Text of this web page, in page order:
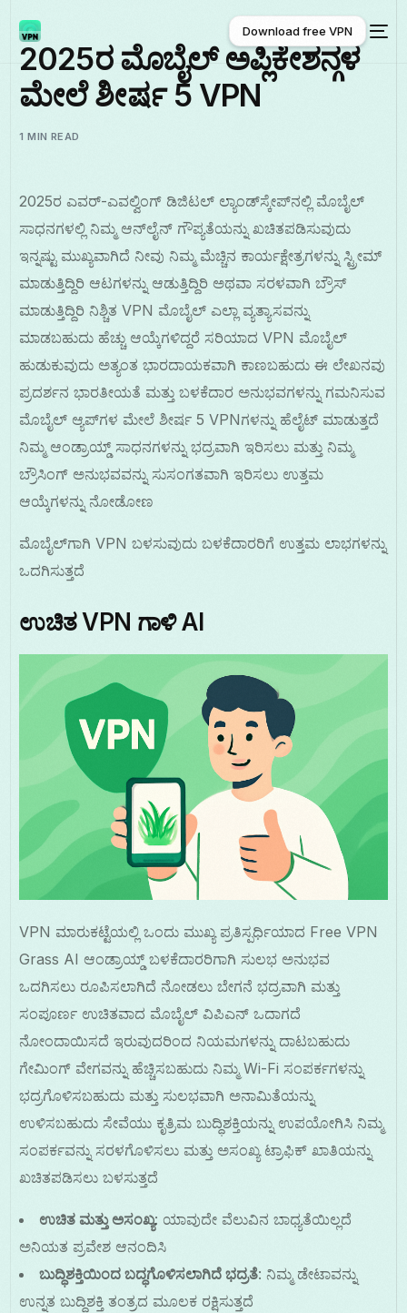
ಕನ್ನಡ
Download free VPN
Download free VPN
2025ರ ಮೊಬೈಲ್ ಅಪ್ಲಿಕೇಶನ್ಗಳ
ಮೇಲೆ ಶೀರ್ಷ 5 VPN
1 MIN READ
2025ರ ಎವರ್-ಎವಲ್ವಿಂಗ್ ಡಿಜಿಟಲ್ ಲ್ಯಾಂಡ್‌ಸ್ಕೇಪ್‌ನಲ್ಲಿ ಮೊಬೈಲ್
ಸಾಧನಗಳಲ್ಲಿ ನಿಮ್ಮ ಆನ್‌ಲೈನ್ ಗೌಪ್ಯತೆಯನ್ನು ಖಚಿತಪಡಿಸುವುದು
ಇನ್ನಷ್ಟು ಮುಖ್ಯವಾಗಿದೆ ನೀವು ನಿಮ್ಮ ಮೆಚ್ಚಿನ ಕಾರ್ಯಕ್ಷೇತ್ರಗಳನ್ನು ಸ್ಟ್ರೀಮ್
ಮಾಡುತ್ತಿದ್ದಿರಿ ಆಟಗಳನ್ನು ಆಡುತ್ತಿದ್ದಿರಿ ಅಥವಾ ಸರಳವಾಗಿ ಬ್ರೌಸ್
ಮಾಡುತ್ತಿದ್ದಿರಿ ನಿಶ್ಚಿತ VPN ಮೊಬೈಲ್ ಎಲ್ಲಾ ವ್ಯತ್ಯಾಸವನ್ನು
ಮಾಡಬಹುದು ಹೆಚ್ಚು ಆಯ್ಕೆಗಳಿದ್ದರೆ ಸರಿಯಾದ VPN ಮೊಬೈಲ್
ಹುಡುಕುವುದು ಅತ್ಯಂತ ಭಾರದಾಯಕವಾಗಿ ಕಾಣಬಹುದು ಈ ಲೇಖನವು
ಪ್ರದರ್ಶನ ಭಾರತೀಯತೆ ಮತ್ತು ಬಳಕೆದಾರ ಅನುಭವಗಳನ್ನು ಗಮನಿಸುವ
ಮೊಬೈಲ್ ಆ್ಯಪ್‌ಗಳ ಮೇಲೆ ಶೀರ್ಷ 5 VPNಗಳನ್ನು ಹೆಲೈಟ್ ಮಾಡುತ್ತದೆ
ನಿಮ್ಮ ಆಂಡ್ರಾಯ್ಡ್ ಸಾಧನಗಳನ್ನು ಭದ್ರವಾಗಿ ಇರಿಸಲು ಮತ್ತು ನಿಮ್ಮ
ಬ್ರೌಸಿಂಗ್ ಅನುಭವವನ್ನು ಸುಸಂಗತವಾಗಿ ಇರಿಸಲು ಉತ್ತಮ
ಆಯ್ಕೆಗಳನ್ನು ನೋಡೋಣ
ಮೊಬೈಲ್‌ಗಾಗಿ VPN ಬಳಸುವುದು ಬಳಕೆದಾರರಿಗೆ ಉತ್ತಮ ಲಾಭಗಳನ್ನು
ಒದಗಿಸುತ್ತದೆ
ಉಚಿತ VPN ಗಾಳಿ AI
VPN ಮಾರುಕಟ್ಟೆಯಲ್ಲಿ ಒಂದು ಮುಖ್ಯ ಪ್ರತಿಸ್ಪರ್ಧಿಯಾದ Free VPN
Grass AI ಆಂಡ್ರಾಯ್ಡ್ ಬಳಕೆದಾರರಿಗಾಗಿ ಸುಲಭ ಅನುಭವ
ಒದಗಿಸಲು ರೂಪಿಸಲಾಗಿದೆ ನೋಡಲು ಬೇಗನೆ ಭದ್ರವಾಗಿ ಮತ್ತು
ಸಂಪೂರ್ಣ ಉಚಿತವಾದ ಮೊಬೈಲ್ ವಿಪಿಎನ್ ಒದಾಗದೆ
ನೋಂದಾಯಿಸದೆ ಇರುವುದರಿಂದ ನಿಯಮಗಳನ್ನು ದಾಟಬಹುದು
ಗೇಮಿಂಗ್ ವೇಗವನ್ನು ಹೆಚ್ಚಿಸಬಹುದು ನಿಮ್ಮ Wi-Fi ಸಂಪರ್ಕಗಳನ್ನು
ಭದ್ರಗೊಳಿಸಬಹುದು ಮತ್ತು ಸುಲಭವಾಗಿ ಅನಾಮಿತೆಯನ್ನು
ಉಳಿಸಬಹುದು ಸೇವೆಯು ಕೃತ್ರಿಮ ಬುದ್ಧಿಶಕ್ತಿಯನ್ನು ಉಪಯೋಗಿಸಿ ನಿಮ್ಮ
ಸಂಪರ್ಕವನ್ನು ಸರಳಗೊಳಿಸಲು ಮತ್ತು ಅಸಂಖ್ಯ ಟ್ರಾಫಿಕ್ ಖಾತಿಯನ್ನು
ಖಚಿತಪಡಿಸಲು ಬಳಸುತ್ತದೆ
ಉಚಿತ ಮತ್ತು ಅಸಂಖ್ಯ: ಯಾವುದೇ ವೆಲುವಿನ ಬಾಧ್ಯತೆಯಿಲ್ಲದೆ
ಅನಿಯತ ಪ್ರವೇಶ ಆನಂದಿಸಿ
ಬುದ್ಧಿಶಕ್ತಿಯಿಂದ ಬದ್ಧಗೊಳಿಸಲಾಗಿದೆ ಭದ್ರತೆ: ನಿಮ್ಮ ಡೇಟಾವನ್ನು
ಉನ್ನತ ಬುದ್ಧಿಶಕ್ತಿ ತಂತ್ರದ ಮೂಲಕ ರಕ್ಷಿಸುತ್ತದೆ